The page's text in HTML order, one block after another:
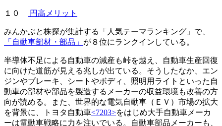
１０ 円高メリット
みんかぶと株探が集計する「人気テーマランキング」で、
「自動車部材・部品」 が８位にランクインしている。
半導体不足による自動車の減産も峠を越え、自動車生産回復
に向けた道筋が見える兆しが出ている。そうしたなか、エン
ジンやブレーキ、シートやボディ、照明用ライトといった自
動車の部材や部品を製造するメーカーの収益環境も改善の方
向が読める。また、世界的な電気自動車（ＥＶ）市場の拡大
を背景に、トヨタ自動車<7203>をはじめ大手自動車メーカ
ーは電動車戦略に力を注いでいる。自動車部品メーカーも、